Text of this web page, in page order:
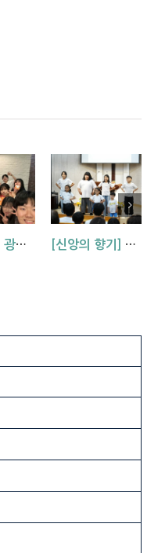
[기관소개] 광주교회 청년부를 소개합니다! [신앙의 향기] 우리 하나님은 크시다네_아동부 찬양